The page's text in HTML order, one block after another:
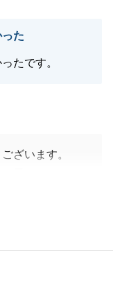
軽にご連絡下さ
た
たです。
ざいます。
ざいましたら是